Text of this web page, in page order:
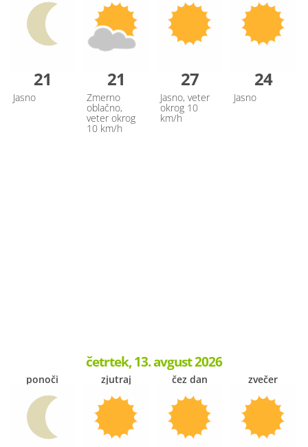
21
Jasno
21
Zmerno
oblačno,
veter okrog
10 km/h
27
Jasno, veter
okrog 10
km/h
24
Jasno
četrtek, 13. avgust 2026
ponoči zjutraj čez dan zvečer